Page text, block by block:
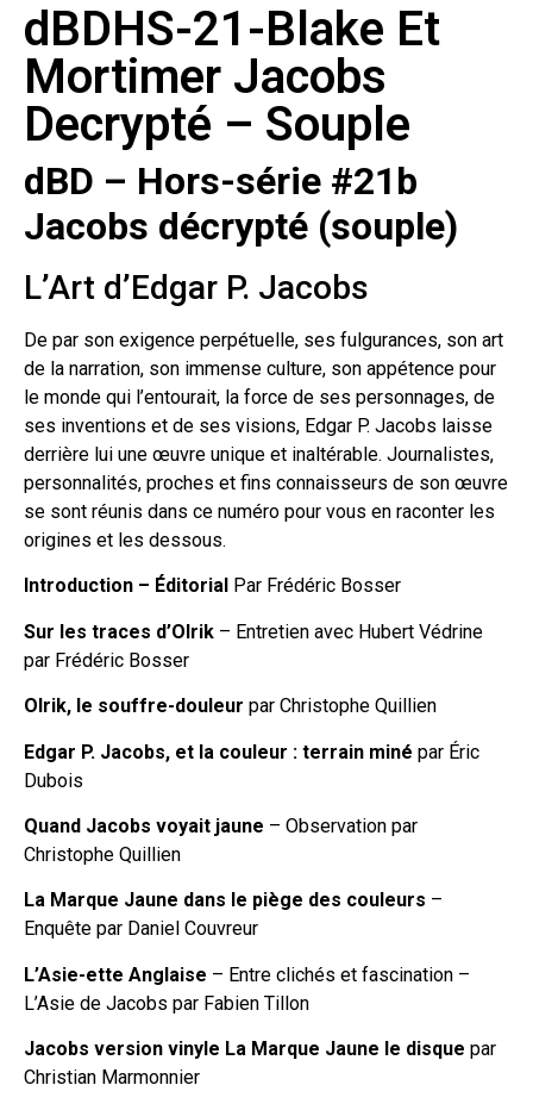
dBDHS-21-Blake Et
Mortimer Jacobs
Decrypté – Souple
dBD – Hors-série #21b
Jacobs décrypté (souple)
L’Art d’Edgar P. Jacobs
De par son exigence perpétuelle, ses fulgurances, son art
de la narration, son immense culture, son appétence pour
le monde qui l’entourait, la force de ses personnages, de
ses inventions et de ses visions, Edgar P. Jacobs laisse
derrière lui une œuvre unique et inaltérable. Journalistes,
personnalités, proches et fins connaisseurs de son œuvre
se sont réunis dans ce numéro pour vous en raconter les
origines et les dessous.
Introduction – Éditorial Par Frédéric Bosser
Sur les traces d’Olrik – Entretien avec Hubert Védrine
par Frédéric Bosser
Olrik, le souffre-douleur par Christophe Quillien
Edgar P. Jacobs, et la couleur : terrain miné par Éric
Dubois
Quand Jacobs voyait jaune – Observation par
Christophe Quillien
La Marque Jaune dans le piège des couleurs –
Enquête par Daniel Couvreur
L’Asie-ette Anglaise – Entre clichés et fascination –
L’Asie de Jacobs par Fabien Tillon
Jacobs version vinyle La Marque Jaune le disque par
Christian Marmonnier